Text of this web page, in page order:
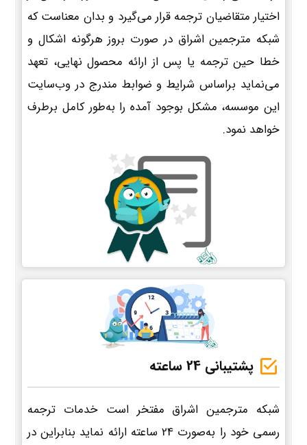
اختیار متقاضیان ترجمه قرار می‌گیرد و بدان معناست که
شبکه مترجمین اشراق در صورت بروز هرگونه اشکال و
خطا حین ترجمه یا پس از ارائه محصول نهایی، تعهد
می‌نماید براساس شرایط و ضوابط مندرج در وب‌سایت
این موسسه، مشکل بوجود آمده را به‌طور کامل برطرف
خواهد نمود.
پشتیبانی 24 ساعته
شبکه مترجمین اشراق مفتخر است خدمات ترجمه
رسمی خود را به‌صورت 24 ساعته ارائه نماید بنابراین در